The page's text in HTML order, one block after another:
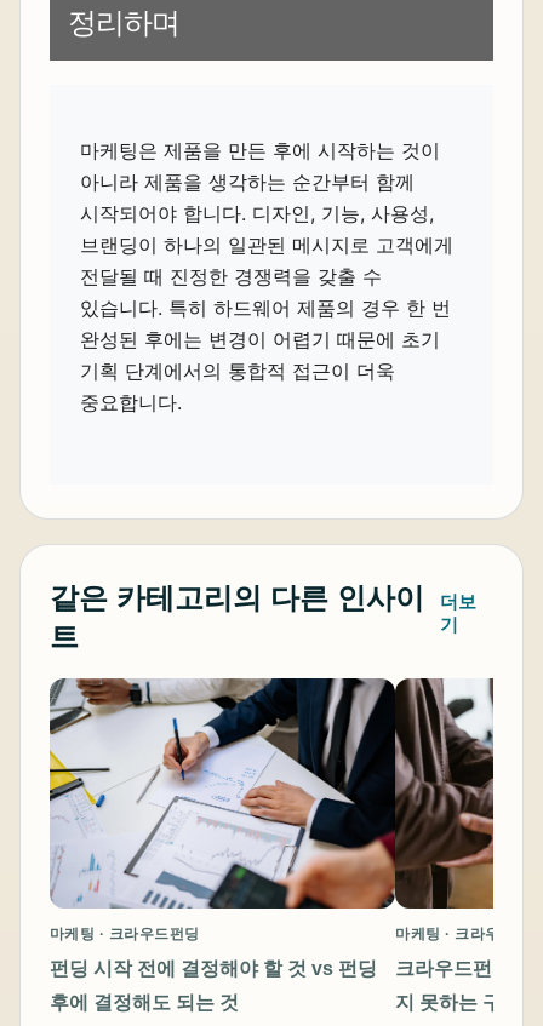
정리하며
마케팅은 제품을 만든 후에 시작하는 것이
아니라 제품을 생각하는 순간부터 함께
시작되어야 합니다. 디자인, 기능, 사용성,
브랜딩이 하나의 일관된 메시지로 고객에게
전달될 때 진정한 경쟁력을 갖출 수
있습니다. 특히 하드웨어 제품의 경우 한 번
완성된 후에는 변경이 어렵기 때문에 초기
기획 단계에서의 통합적 접근이 더욱
중요합니다.
같은 카테고리의 다른 인사이
트
더보
기
마케팅 · 크라우드펀딩
펀딩 시작 전에 결정해야 할 것 vs 펀딩
후에 결정해도 되는 것
마케팅 · 크라우드펀
크라우드펀딩 프
지 못하는 구조